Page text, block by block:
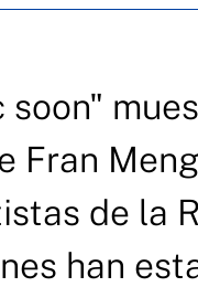
soon"
Fran
de la
han